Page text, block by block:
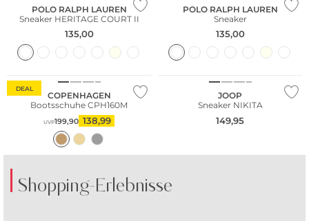
POLO RALPH LAUREN
Sneaker HERITAGE COURT II
135,00
POLO RALPH LAUREN
Sneaker
135,00
DEAL
COPENHAGEN
Bootsschuhe CPH160M
UVP199,90 138,99
JOOP
Sneaker NIKITA
149,95
Shopping-Erlebnisse